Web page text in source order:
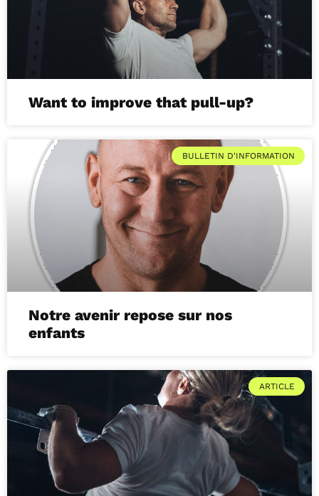
Want to improve that pull-up?
BULLETIN D'INFORMATION
Notre avenir repose sur nos
enfants
ARTICLE